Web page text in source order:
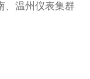
、温州仪表集群